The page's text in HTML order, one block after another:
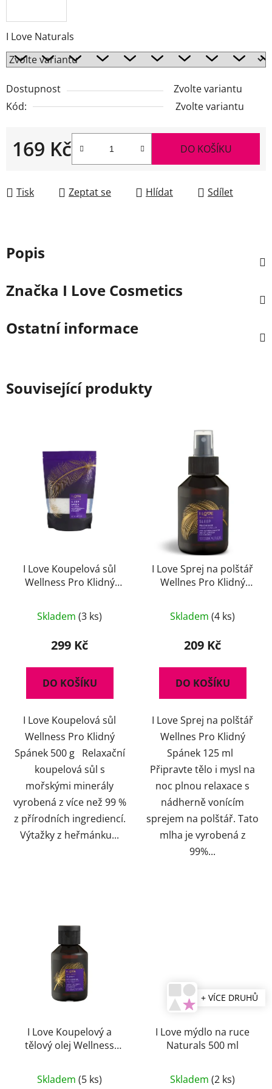
I Love Naturals
Dostupnost
Zvolte variantu
Kód:
Zvolte variantu
169 Kč DO KOŠÍKU
Tisk Zeptat se Hlídat Sdílet
Popis
Značka I Love Cosmetics
Ostatní informace
Související produkty
I Love Koupelová sůl
Wellness Pro Klidný
Skladem (3 ks)
299 Kč
DO KOŠÍKU
I Love Koupelová sůl
Wellness Pro Klidný
Spánek 500 g Relaxační
koupelová sůl s
mořskými minerály
vyrobená z více než 99 %
z přírodních ingrediencí.
Výtažky z heřmánku...
I Love Sprej na polštář
Wellnes Pro Klidný
Skladem (4 ks)
209 Kč
DO KOŠÍKU
I Love Sprej na polštář
Wellnes Pro Klidný
Spánek 125 ml
Připravte tělo i mysl na
noc plnou relaxace s
nádherně vonícím
sprejem na polštář. Tato
mlha je vyrobená z
99%...
I Love Koupelový a
tělový olej Wellness
Skladem (5 ks)
+ VÍCE DRUHŮ
I Love mýdlo na ruce
Naturals 500 ml
Skladem (2 ks)